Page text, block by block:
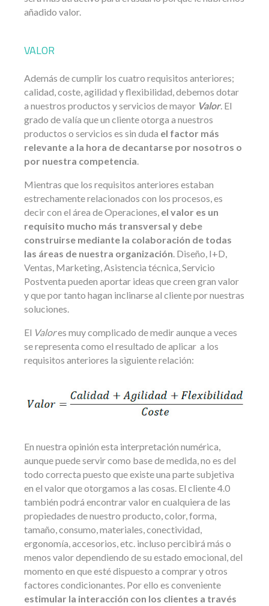
añadido valor.
VALOR
Además de cumplir los cuatro requisitos anteriores;
calidad, coste, agilidad y flexibilidad, debemos dotar
a nuestros productos y servicios de mayor Valor. El
grado de valía que un cliente otorga a nuestros
productos o servicios es sin duda el factor más
relevante a la hora de decantarse por nosotros o
por nuestra competencia.
Mientras que los requisitos anteriores estaban
estrechamente relacionados con los procesos, es
decir con el área de Operaciones, el valor es un
requisito mucho más transversal y debe
construirse mediante la colaboración de todas
las áreas de nuestra organización. Diseño, I+D,
Ventas, Marketing, Asistencia técnica, Servicio
Postventa pueden aportar ideas que creen gran valor
y que por tanto hagan inclinarse al cliente por nuestras
soluciones.
El Valores muy complicado de medir aunque a veces
se representa como el resultado de aplicar a los
requisitos anteriores la siguiente relación:
En nuestra opinión esta interpretación numérica,
aunque puede servir como base de medida, no es del
todo correcta puesto que existe una parte subjetiva
en el valor que otorgamos a las cosas. El cliente 4.0
también podrá encontrar valor en cualquiera de las
propiedades de nuestro producto, color, forma,
tamaño, consumo, materiales, conectividad,
ergonomía, accesorios, etc. incluso percibirá más o
menos valor dependiendo de su estado emocional, del
momento en que esté dispuesto a comprar y otros
factores condicionantes. Por ello es conveniente
estimular la interacción con los clientes a través